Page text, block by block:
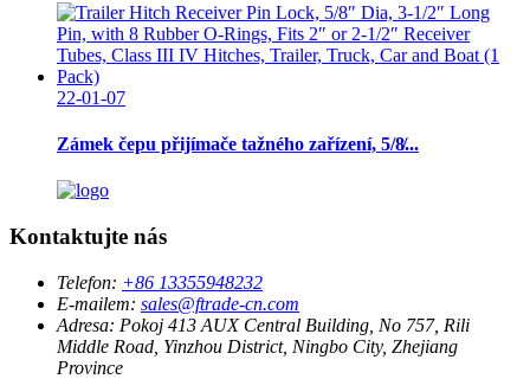
22-01-07
Zámek čepu přijímače tažného zařízení, 5/8̸...
Kontaktujte nás
Telefon: +86 13355948232
E-mailem: sales@ftrade-cn.com
Adresa: Pokoj 413 AUX Central Building, No 757, Rili
Middle Road, Yinzhou District, Ningbo City, Zhejiang
Province